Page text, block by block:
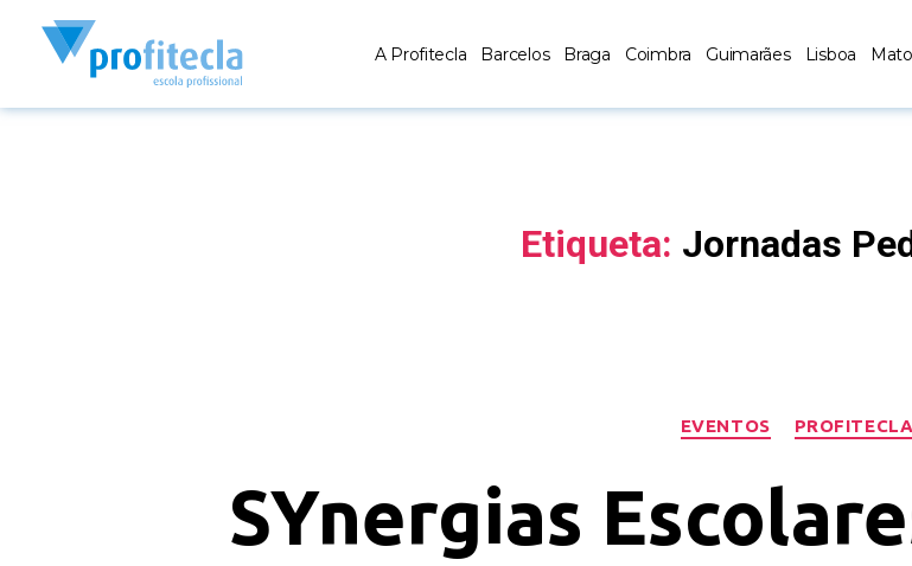
A Profitecla Barcelos Braga Coimbra Guimarães Lisboa
Etiqueta: Jornadas
EVENTOS PROFITECLA
SYnergias